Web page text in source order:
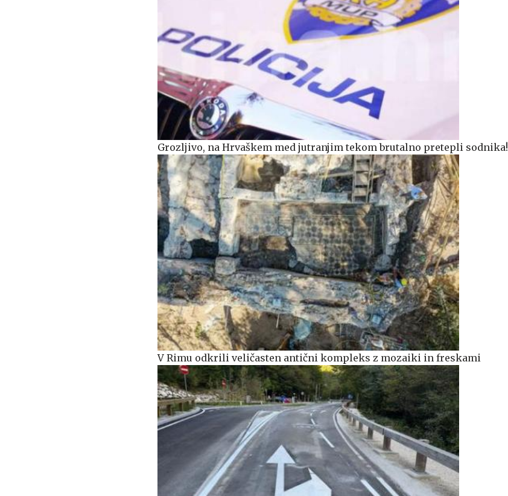
Grozljivo, na Hrvaškem med jutranjim tekom brutalno pretepli sodnika!
V Rimu odkrili veličasten antični kompleks z mozaiki in freskami